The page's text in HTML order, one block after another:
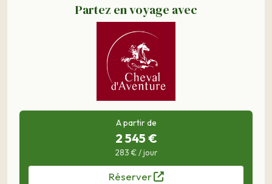
Partez en voyage avec
A partir de
2 545 €
283 € / jour
Réserver